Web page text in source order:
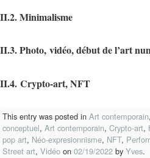
II.2. Minimalisme
II.3. Photo, vidéo, début de l’art
II.4. Crypto-art, NFT
This entry was posted in Art contemporain,
conceptuel, Art contemporain, Crypto-art,
pop art, Néo-expresionnisme, NFT,
Street art, Vidéo on 02/19/2022 by Yves.